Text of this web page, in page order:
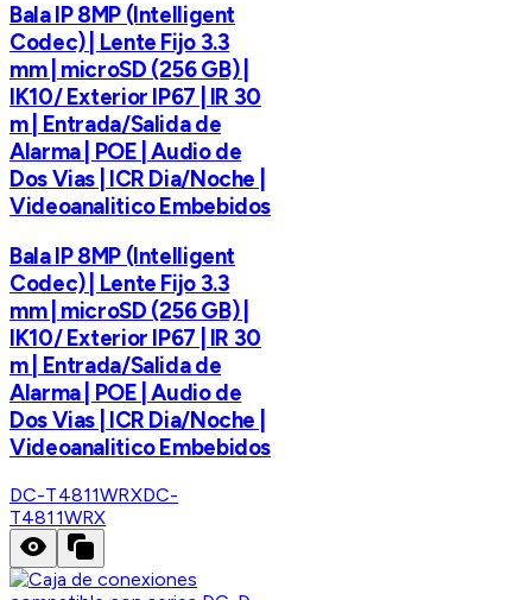
Bala IP 8MP (Intelligent
Codec) | Lente Fijo 3.3
mm | microSD (256 GB) |
IK10/ Exterior IP67 | IR 30
m | Entrada/Salida de
Alarma | POE | Audio de
Dos Vias | ICR Dia/Noche |
Videoanalitico Embebidos
Bala IP 8MP (Intelligent
Codec) | Lente Fijo 3.3
mm | microSD (256 GB) |
IK10/ Exterior IP67 | IR 30
m | Entrada/Salida de
Alarma | POE | Audio de
Dos Vias | ICR Dia/Noche |
Videoanalitico Embebidos
DC-T4811WRXDC-
T4811WRX